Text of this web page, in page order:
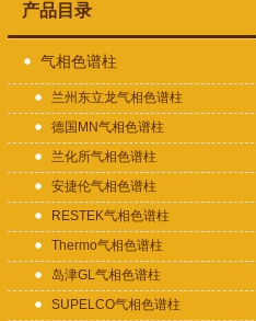
产品目录
气相色谱柱
兰州东立龙气相色谱柱
德国MN气相色谱柱
兰化所气相色谱柱
安捷伦气相色谱柱
RESTEK气相色谱柱
Thermo气相色谱柱
岛津GL气相色谱柱
SUPELCO气相色谱柱